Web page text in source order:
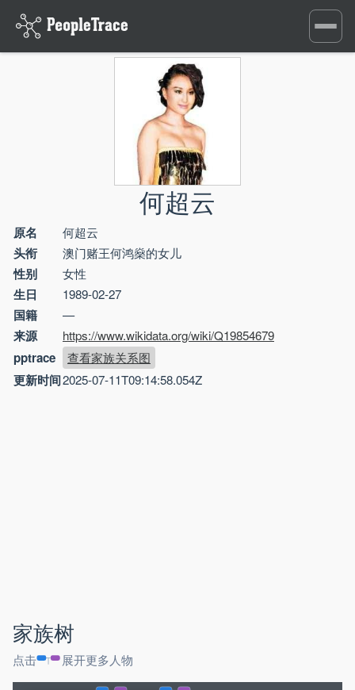
Toggle
何超云
原名 何超云
头衔 澳门赌王何鸿燊的女儿
性别 女性
生日 1989-02-27
国籍 —
来源 https://www.wikidata.org/wiki/Q19854679
pptrace 查看家族关系图
更新时间2025-07-11T09:14:58.054Z
家族树
点击 展开更多人物